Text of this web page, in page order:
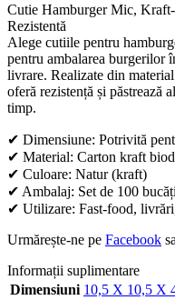
Cutie Hamburger Mic,
Rezistentă
Alege cutiile pentru
pentru ambalarea burgerilor
livrare. Realizate din
oferă rezistență și păstrează
timp.
✔ Dimensiune: Potrivită
✔ Material: Carton kraft
✔ Culoare: Natur (kraft)
✔ Ambalaj: Set de 100 bucăți
✔ Utilizare: Fast-food,
Urmărește-ne pe Facebook
Informații suplimentare
Dimensiuni 10,5 X 10,5 X